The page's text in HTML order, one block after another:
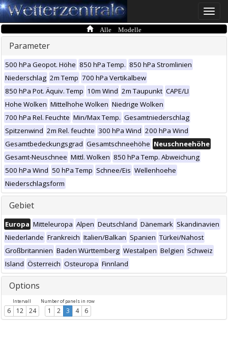
Toggle
Alle Modelle
Parameter
500 hPa Geopot. Höhe 850 hPa Temp. 850 hPa Stromlinien
Niederschlag 2m Temp 700 hPa Vertikalbew
850 hPa Pot. Äquiv. Temp 10m Wind 2m Taupunkt CAPE/LI
Hohe Wolken Mittelhohe Wolken Niedrige Wolken
700 hPa Rel. Feuchte Min/Max Temp. Gesamtniederschlag
Spitzenwind 2m Rel. feuchte 300 hPa Wind 200 hPa Wind
Gesamtbedeckungsgrad Gesamtschneehöhe Neuschneehöhe
Gesamt-Neuschnee Mittl. Wolken 850 hPa Temp. Abweichung
500 hPa Wind 50 hPa Temp Schnee/Eis Wellenhoehe
Niederschlagsform
Gebiet
Europa Mitteleuropa Alpen Deutschland Dänemark Skandinavien
Niederlande Frankreich Italien/Balkan Spanien Türkei/Nahost
Großbritannien Baden Württemberg Westalpen Belgien Schweiz
Island Österreich Osteuropa Finnland
Options
Intervall
6 12 24
Number of panels in row
1 2 3 4 6